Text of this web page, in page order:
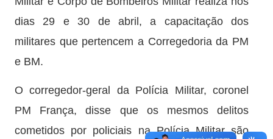
dias 29 e 30 de abril, a capacitação dos
militares que pertencem a Corregedoria da PM
e BM.
O corregedor-geral da Polícia Militar, coronel
PM França, disse que os mesmos delitos
cometidos por policiais na Polícia Militar são